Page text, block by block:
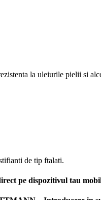
la uleiurile pielii si
de tip ftalati.
pe dispozitivul tau